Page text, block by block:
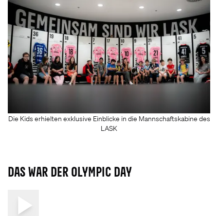
Die Kids erhielten exklusive Einblicke in die Mannschaftskabine des
LASK
Das war der Olympic Day